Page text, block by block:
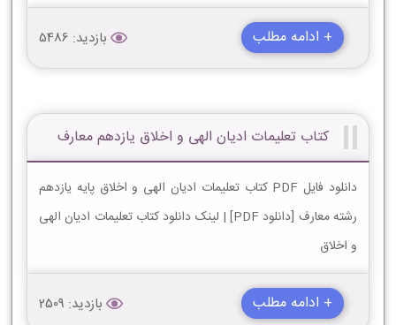
+ ادامه مطلب بازدید: 5486
کتاب تعلیمات ادیان الهی و اخلاق یازدهم معارف
دانلود فایل PDF کتاب تعلیمات ادیان الهی و اخلاق پایه یازدهم
رشته معارف [دانلود PDF] | لینک دانلود کتاب تعلیمات ادیان الهی
و اخلاق
+ ادامه مطلب بازدید: 2509